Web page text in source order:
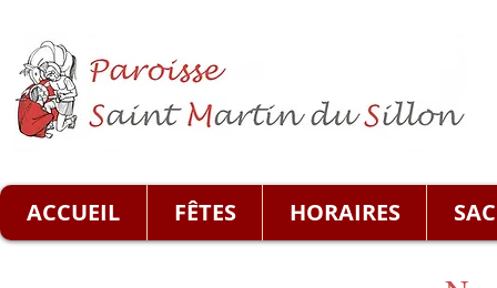
ACCUEIL FÊTES HORAIRES